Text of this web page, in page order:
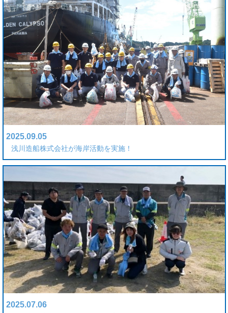
2025.09.05
浅川造船株式会社が海岸活動を実施！
2025.07.06